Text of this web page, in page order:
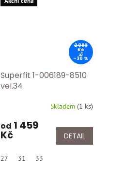
2 090
Kč
až
–30 %
Superfit 1-006189-8510
vel.34
Skladem (1 ks)
od 1 459
Kč DETAIL
27 31 33